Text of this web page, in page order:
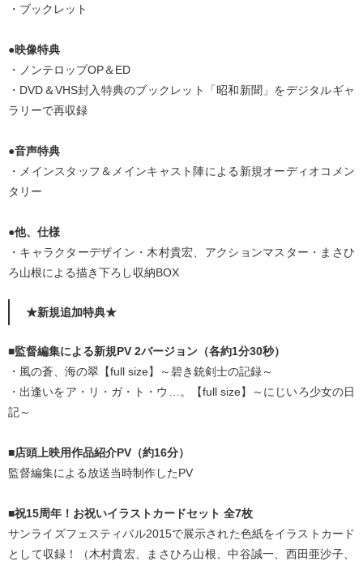
・ブックレット
●映像特典
・ノンテロップOP＆ED
・DVD＆VHS封入特典のブックレット「昭和新聞」をデジタルギャ
ラリーで再収録
●音声特典
・メインスタッフ＆メインキャスト陣による新規オーディオコメン
タリー
●他、仕様
・キャラクターデザイン・木村貴宏、アクションマスター・まさひ
ろ山根による描き下ろし収納BOX
★新規追加特典★
■監督編集による新規PV 2バージョン（各約1分30秒）
・風の蒼、海の翠【full size】～碧き銃剣士の記録～
・出逢いをア・リ・ガ・ト・ウ…。【full size】～にじいろ少女の日
記～
■店頭上映用作品紹介PV（約16分）
監督編集による放送当時制作したPV
■祝15周年！お祝いイラストカードセット 全7枚
サンライズフェスティバル2015で展示された色紙をイラストカード
として収録！（木村貴宏、まさひろ山根、中谷誠一、西田亜沙子、